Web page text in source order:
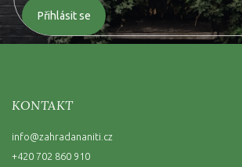
Přihlásit se
KONTAKT
info@zahradananiti.cz
+420 702 860 910